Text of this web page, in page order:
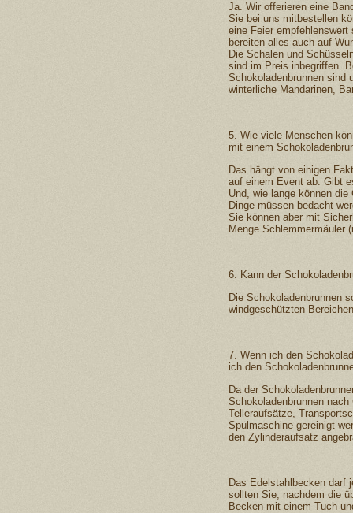
Ja. Wir offerieren eine
Sie bei uns mitbestellen
eine Feier
bereiten alles auch auf
Die Schalen und
sind im Preis inbegriffen.
Schokoladenbrunnen sind
winterliche Mandarinen,
5. Wie viele Menschen
mit einem
Das hängt von einigen
auf einem Event ab. Gibt
Und, wie lange können
Dinge müssen bedacht
Sie können aber mit
Menge Schlemmermäuler
6. Kann der
Die Schokoladenbrunnen
windgeschützten
7. Wenn ich den
ich den
Da der
Schokoladenbrunnen
Telleraufsätze,
Spülmaschine gereinigt
den Zylinderaufsatz
Das Edelstahlbecken darf
sollten Sie, nachdem die
Becken mit einem Tuch